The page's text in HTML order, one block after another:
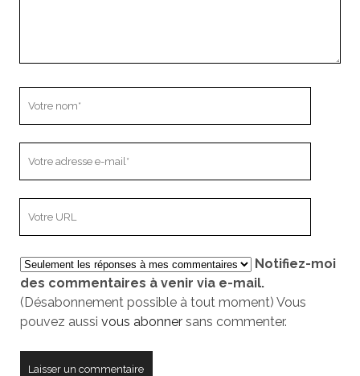
mail
votre
site
Notifiez-moi
des commentaires à venir via e-mail.
(Désabonnement possible à tout moment) Vous
pouvez aussi vous abonnersans commenter.